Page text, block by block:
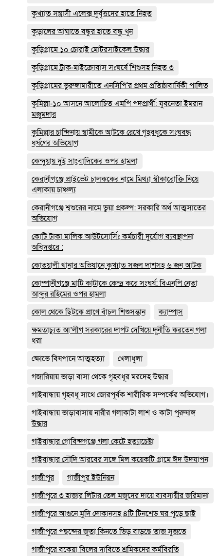
কুখ্যাত সন্ত্রাসী এলেক্স দুর্বৃত্তদের হাতে নিহত
কুড়ালের আঘাতে বন্ধুর হাতে বন্ধু খুন
কুড়িগ্রামে ১০ চোরাই মোটরসাইকেল উদ্ধার
কুড়িগ্রামে ট্রাক-মাইক্রোবাস সংঘর্ষে শিশুসহ নিহত ৩
কুড়িগ্রামের ভুরুঙ্গামারীতে এনসিপি'র প্রথম প্রতিষ্ঠাবার্ষিকী পালিত
কুমিল্লা-১০ আসনে আলোচিত এমপি পদপ্রার্থী: যুবনেতা ইমরান
মজুমদার
কুমিল্লার চান্দিনায় স্বামীকে আটকে রেখে গৃহবধূকে সংঘবদ্ধ
ধর্ষণের অভিযোগ
কেন্দুয়ায় দুই সাংবাদিকের ওপর হামলা
কেরানীগঞ্জে প্রাইভেট চালককের নামে মিথ্যা স্বীকারোক্তি নিয়ে
এলাকায় চাঞ্চল্য
কেরানীগঞ্জে শ্বশুরের নামে ভুয়া প্রকল্প: সরকারি অর্থ আত্মসাতের
অভিযোগ
কোটি টাকা মালিক আউটসোর্সিং কর্মচারী দুর্যোগ ব্যবস্থাপনা
অধিদপ্তরে :
কোতয়ালী থানার অভিযানে কুখ্যাত সজল দাশসহ ৬ জন আটক
কোম্পানীগঞ্জে মাটি কাটাকে কেন্দ্র করে সংঘর্ষ: বিএনপি নেতা
আব্দুর রহিমের ওপর হামলা
কোল থেকে ছিটকে প্রাণে বাঁচল শিশুসন্তান
ক্যাম্পাস
ক্ষমতাচ্যুত আ’লীগ সরকারের দাপট দেখিয়ে দূর্নীতি করতেন গলা
ধরা
ক্ষোভে বিষপানে আত্মহত্যা
খেলাধুলা
গজারিয়ায় ভাড়া বাসা থেকে গৃহবধূর মরদেহ উদ্ধার
গাইবান্ধায় গৃহবধূ সাথে জোরপূর্বক শারীরিক সম্পর্কের অভিযোগ।
গাইবান্ধায় ভাড়াবাসায় নারীর গলাকাটা লাশ ও কাটা পুরুষাঙ্গ
উদ্ধার
গাইবান্ধার গোবিন্দগঞ্জে গলা কেটে হত্যাচেষ্টা
গাইবান্ধার সৌদি আরবের সঙ্গে মিল কয়েকটি গ্রামে ঈদ উদযাপন
গাজীপুর
গাজীপুর ইউনিয়ন
গাজীপুরে ৩ হাজার লিটার তেল মজুদের দায়ে ব্যবসায়ীর জরিমানা
গাজীপুরে আগুনে মুদি দোকানসহ ৪টি টিনশেড ঘর পুড়ে ছাই
গাজীপুরে পছন্দের জুতা কিনতে ভিড় বাড়ছে তাজ সুজতে
গাজীপুরে বকেয়া বিলের দাবিতে শ্রমিকদের কর্মবিরতি